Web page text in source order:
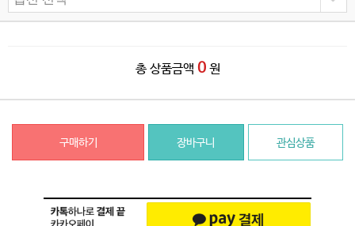
총 상품금액 0 원
구매하기 장바구니 관심상품